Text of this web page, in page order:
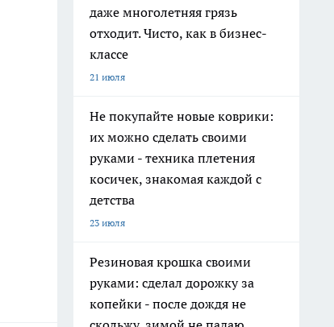
даже многолетняя грязь
отходит. Чисто, как в бизнес-
классе
21 июля
Не покупайте новые коврики:
их можно сделать своими
руками - техника плетения
косичек, знакомая каждой с
детства
23 июля
Резиновая крошка своими
руками: сделал дорожку за
копейки - после дождя не